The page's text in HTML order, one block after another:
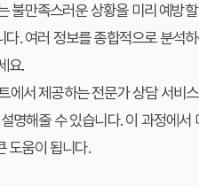
불만족스러운 상황을 미리 예방
. 여러 정보를 종합적으로 분석
요.
서 제공하는 전문가 상담 서비
명해줄 수 있습니다. 이 과정에서
도움이 됩니다.